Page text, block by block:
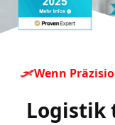
Wenn
Logistik